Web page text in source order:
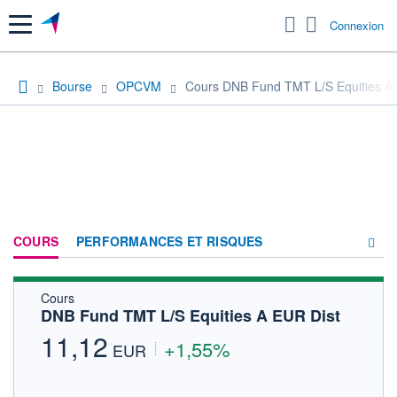
Menu Connexion
Bourse OPCVM Cours DNB Fund TMT L/S Equities A
COURS PERFORMANCES ET RISQUES
Cours
DNB Fund TMT L/S Equities A EUR Dist
11,12 EUR +1,55%